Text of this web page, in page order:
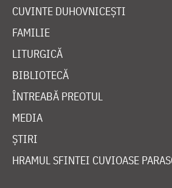
CUVINTE DUHOVNICEȘTI
FAMILIE
LITURGICĂ
BIBLIOTECĂ
ÎNTREABĂ PREOTUL
MEDIA
ȘTIRI
HRAMUL SFINTEI CUVIOASE